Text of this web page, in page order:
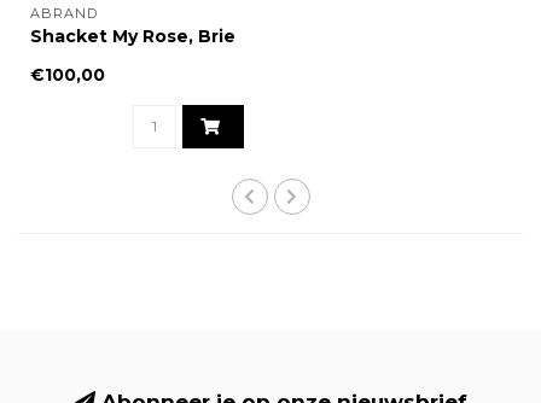
ABRAND
Shacket My Rose, Brie
€100,00